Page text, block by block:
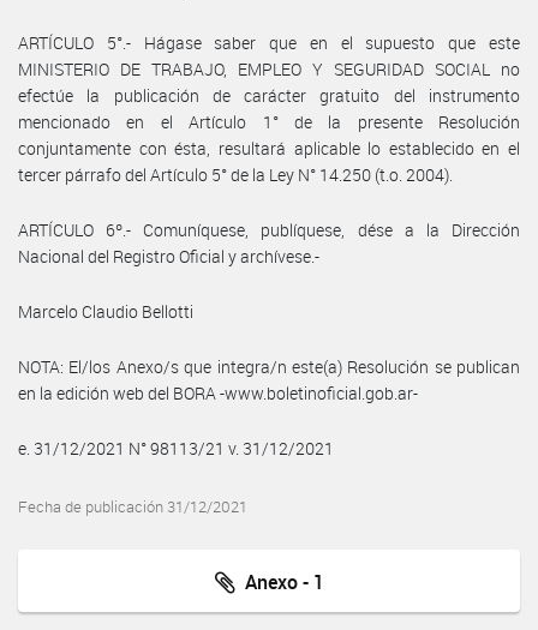
ARTÍCULO 5°.- Hágase saber que en el supuesto que este
MINISTERIO DE TRABAJO, EMPLEO Y SEGURIDAD SOCIAL no
efectúe la publicación de carácter gratuito del instrumento
mencionado en el Artículo 1° de la presente Resolución
conjuntamente con ésta, resultará aplicable lo establecido en el
tercer párrafo del Artículo 5° de la Ley N° 14.250 (t.o. 2004).
ARTÍCULO 6º.- Comuníquese, publíquese, dése a la Dirección
Nacional del Registro Oficial y archívese.-
Marcelo Claudio Bellotti
NOTA: El/los Anexo/s que integra/n este(a) Resolución se publican
en la edición web del BORA -www.boletinoficial.gob.ar-
e. 31/12/2021 N° 98113/21 v. 31/12/2021
Fecha de publicación 31/12/2021
Anexo - 1